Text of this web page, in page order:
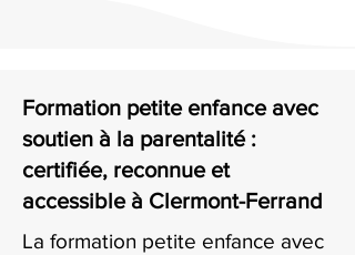
Formation petite enfance avec
soutien à la parentalité :
certifiée, reconnue et
accessible à Clermont-Ferrand
La formation petite enfance avec